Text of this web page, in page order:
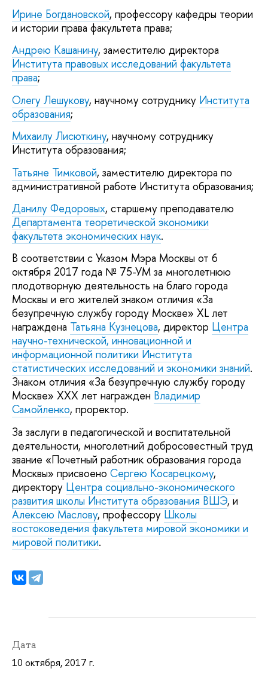
Ирине Богдановской, профессору кафедры теории
и истории права факультета права;
Андрею Кашанину, заместителю директора
Института правовых исследований факультета
права;
Олегу Лешукову, научному сотруднику Института
образования;
Михаилу Лисюткину, научному сотруднику
Института образования;
Татьяне Тимковой, заместителю директора по
административной работе Института образования;
Данилу Федоровых, старшему преподавателю
Департамента теоретической экономики
факультета экономических наук.
В соответствии с Указом Мэра Москвы от 6
октября 2017 года № 75-УМ за многолетнюю
плодотворную деятельность на благо города
Москвы и его жителей знаком отличия «За
безупречную службу городу Москве» XL лет
награждена Татьяна Кузнецова, директор Центра
научно-технической, инновационной и
информационной политики Института
статистических исследований и экономики знаний.
Знаком отличия «За безупречную службу городу
Москве» XXX лет награжден Владимир
Самойленко, проректор.
За заслуги в педагогической и воспитательной
деятельности, многолетний добросовестный труд
звание «Почетный работник образования города
Москвы» присвоено Сергею Косарецкому,
директору Центра социально-экономического
развития школы Института образования ВШЭ, и
Алексею Маслову, профессору Школы
востоковедения факультета мировой экономики и
мировой политики.
Дата
10 октября, 2017 г.